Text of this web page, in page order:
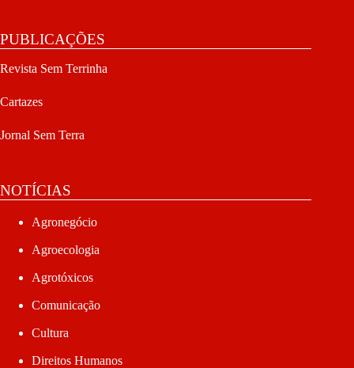
PUBLICAÇÕES
Revista Sem Terrinha
Cartazes
Jornal Sem Terra
NOTÍCIAS
Agronegócio
Agroecologia
Agrotóxicos
Comunicação
Cultura
Direitos Humanos